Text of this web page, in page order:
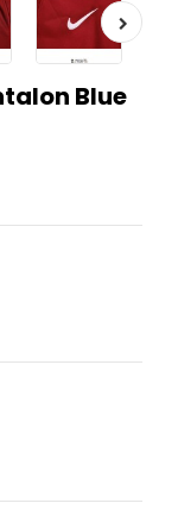
Blue